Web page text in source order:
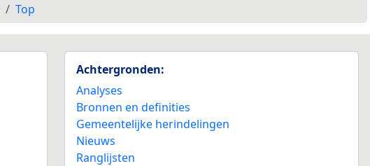
Top
Achtergronden:
Analyses
Bronnen en definities
Gemeentelijke herindelingen
Nieuws
Ranglijsten